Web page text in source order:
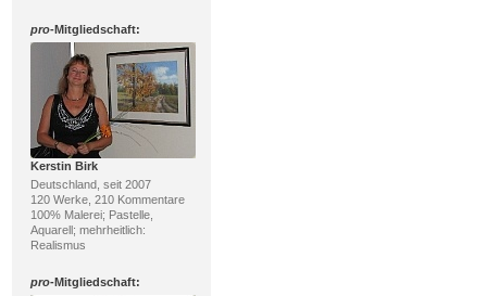
pro-Mitgliedschaft:
Kerstin Birk
Deutschland, seit 2007
120 Werke, 210 Kommentare
100% Malerei; Pastelle,
Aquarell; mehrheitlich:
Realismus
pro-Mitgliedschaft: